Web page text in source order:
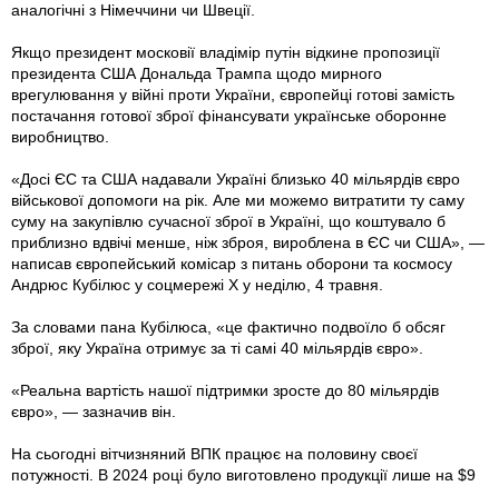
аналогічні з Німеччини чи Швеції.
Якщо президент московії владімір путін відкине пропозиції
президента США Дональда Трампа щодо мирного
врегулювання у війні проти України, європейці готові замість
постачання готової зброї фінансувати українське оборонне
виробництво.
«Досі ЄС та США надавали Україні близько 40 мільярдів євро
військової допомоги на рік. Але ми можемо витратити ту саму
суму на закупівлю сучасної зброї в Україні, що коштувало б
приблизно вдвічі менше, ніж зброя, вироблена в ЄС чи США», —
написав європейський комісар з питань оборони та космосу
Андрюс Кубілюс у соцмережі X у неділю, 4 травня.
За словами пана Кубілюса, «це фактично подвоїло б обсяг
зброї, яку Україна отримує за ті самі 40 мільярдів євро».
«Реальна вартість нашої підтримки зросте до 80 мільярдів
євро», — зазначив він.
На сьогодні вітчизняний ВПК працює на половину своєї
потужності. В 2024 році було виготовлено продукції лише на $9